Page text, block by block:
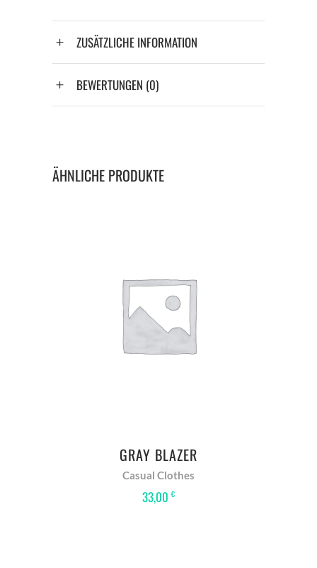
ZUSÄTZLICHE INFORMATION
BEWERTUNGEN (0)
ÄHNLICHE PRODUKTE
IN DEN WARENKORB
GRAY BLAZER
Casual Clothes
33,00 €